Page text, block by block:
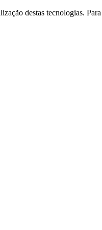
destas tecnologias.